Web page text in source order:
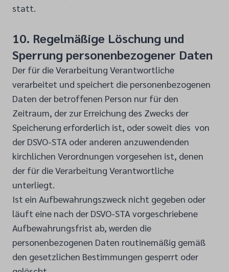
statt.
10. Regelmäßige Löschung und
Sperrung personenbezogener Daten
Der für die Verarbeitung Verantwortliche
verarbeitet und speichert die personenbezogenen
Daten der betroffenen Person nur für den
Zeitraum, der zur Erreichung des Zwecks der
Speicherung erforderlich ist, oder soweit dies von
der DSVO-STA oder anderen anzuwendenden
kirchlichen Verordnungen vorgesehen ist, denen
der für die Verarbeitung Verantwortliche
unterliegt.
Ist ein Aufbewahrungszweck nicht gegeben oder
läuft eine nach der DSVO-STA vorgeschriebene
Aufbewahrungsfrist ab, werden die
personenbezogenen Daten routinemäßig gemäß
den gesetzlichen Bestimmungen gesperrt oder